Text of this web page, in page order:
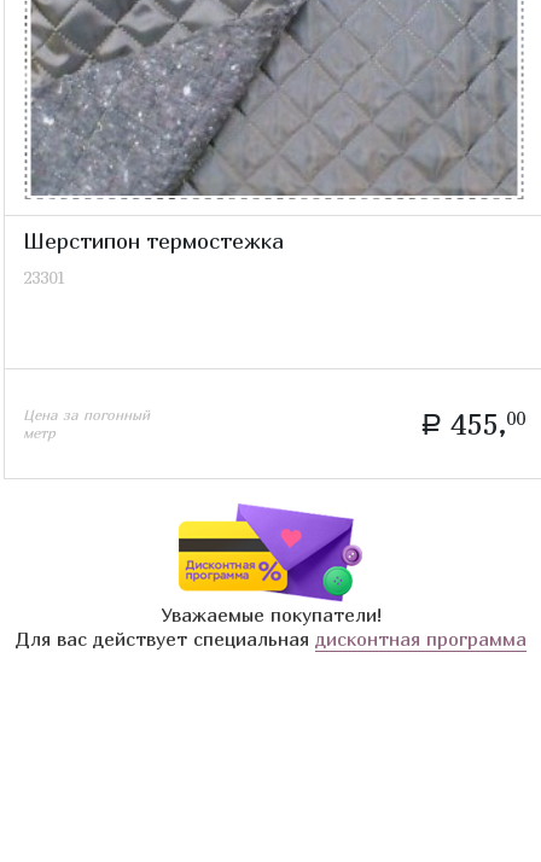
Шерстипон термостежка
23301
Цена за погонный
метр
a 455,00
Уважаемые покупатели!
Для вас действует специальная дисконтная программа